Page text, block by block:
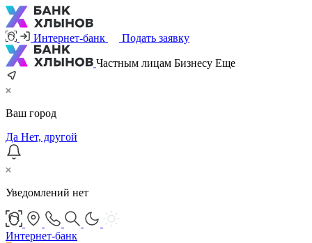
Интернет-банк Подать заявку
Частным лицам Бизнесу Еще
Ваш город
Да Нет, другой
Уведомлений нет
Интернет-банк